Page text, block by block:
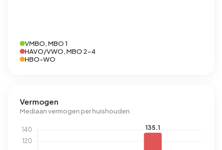
VMBO, MBO 1
HAVO/VWO, MBO 2-4
HBO-WO
Vermogen
Mediaan vermogen per huishouden